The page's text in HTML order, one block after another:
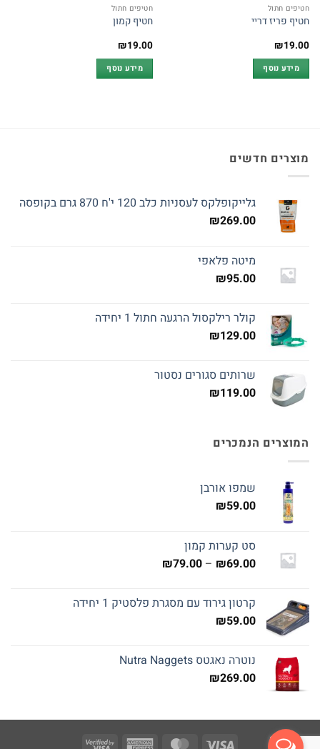
חטיפים חתול
חטיף פריז דריי
₪19.00
מידע נוסף
חטיפים חתול
חטיף קמון
₪19.00
מידע נוסף
מוצרים חדשים
גלייקופלקס לעסניות כלב 120 י'ח 870 גרם בקופסה
₪269.00
מיטה פלאפי
₪95.00
קולר רילקסול הרגעה חתול 1 יחידה
₪129.00
שרותים סגורים נסטור
₪119.00
המוצרים הנמכרים
שמפו אורבן
₪59.00
סט קערות קמון
₪69.00
–
₪79.00
עד
קרטון גירוד עם מסגרת פלסטיק 1 יחידה
₪59.00
נוטרה נאגטס Nutra Naggets
₪269.00
Visa
MasterCard
American
Visa